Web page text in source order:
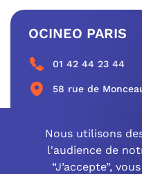
OCINEO PARIS
01 42 44 23 44
58 rue de
CONTACTEZ-
Nous utilisons
l'audience de
“J’accepte”,